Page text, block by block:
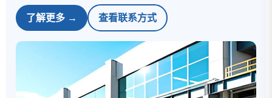
了解更多 → 查看联系方式